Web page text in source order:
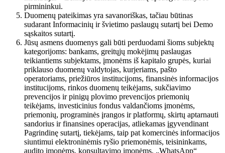
pirmininkui.
Duomenų pateikimas yra savanoriškas, tačiau būtinas
sudarant Informacinių ir švietimo paslaugų sutartį bei Demo
sąskaitos sutartį.
Jūsų asmens duomenys gali būti perduodami šioms subjektų
kategorijoms: bankams, greitųjų mokėjimų paslaugas
teikiantiems subjektams, įmonėms iš kapitalo grupės, kuriai
priklauso duomenų valdytojas, kurjeriams, pašto
operatoriams, priežiūros institucijoms, finansinės informacijos
institucijoms, rinkos duomenų teikėjams, sukčiavimo
prevencijos ir pinigų plovimo prevencijos priemonių
teikėjams, investicinius fondus valdančioms įmonėms,
priemonių, programinės įrangos ir platformų, skirtų aptarnauti
sandorius ir finansines operacijas, atliekamas įgyvendinant
Pagrindinę sutartį, tiekėjams, taip pat komercinės informacijos
siuntimui elektroninėmis ryšio priemonėmis, teisininkams,
audito įmonėms, konsultavimo įmonėms, „WhatsApp“